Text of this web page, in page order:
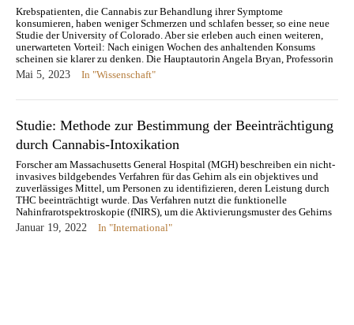
Krebspatienten, die Cannabis zur Behandlung ihrer Symptome
konsumieren, haben weniger Schmerzen und schlafen besser, so eine neue
Studie der University of Colorado. Aber sie erleben auch einen weiteren,
unerwarteten Vorteil: Nach einigen Wochen des anhaltenden Konsums
scheinen sie klarer zu denken. Die Hauptautorin Angela Bryan, Professorin
für Psychologie und Neurowissenschaften…
Mai 5, 2023 In "Wissenschaft"
Studie: Methode zur Bestimmung der Beeinträchtigung
durch Cannabis-Intoxikation
Forscher am Massachusetts General Hospital (MGH) beschreiben ein nicht-
invasives bildgebendes Verfahren für das Gehirn als ein objektives und
zuverlässiges Mittel, um Personen zu identifizieren, deren Leistung durch
THC beeinträchtigt wurde. Das Verfahren nutzt die funktionelle
Nahinfrarotspektroskopie (fNIRS), um die Aktivierungsmuster des Gehirns
zu messen, die mit der Beeinträchtigung durch eine…
Januar 19, 2022 In "International"